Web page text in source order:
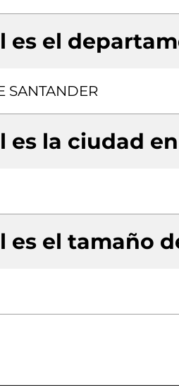
es el
SANTANDER
es la ciudad
es el tamaño